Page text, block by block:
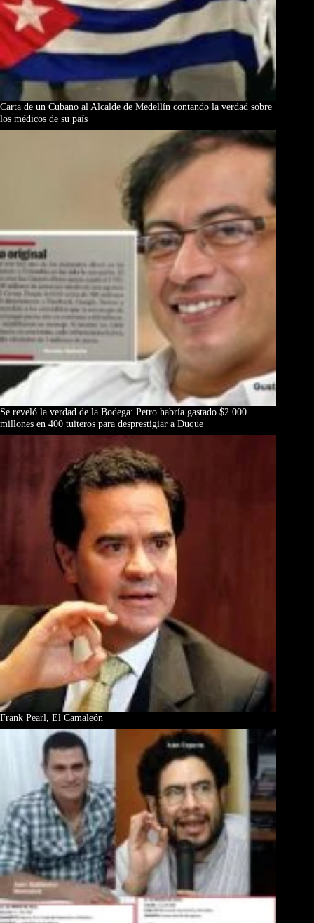
Carta de un Cubano al Alcalde de Medellín contando la verdad sobre
los médicos de su país
Se reveló la verdad de la Bodega: Petro habría gastado $2.000
millones en 400 tuiteros para desprestigiar a Duque
Frank Pearl, El Camaleón